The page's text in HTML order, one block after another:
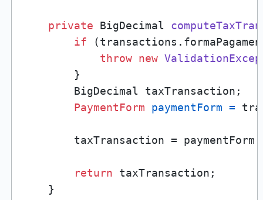
private BigDecimal
if
throw new
        }
        BigDecimal taxTransaction;
PaymentForm
paymentForm =
taxTransaction =
return taxTransaction;
    }